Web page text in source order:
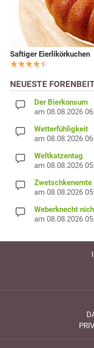
Saftiger Eierlikörkuchen
NEUESTE
Der Bierkonsum
am 08.08.2026
Wetterfühligkeit
am 08.08.2026
Weltkatzentag
am 08.08.2026
Zwetschkenernte
am 08.08.2026
Weberknecht
am 08.08.2026